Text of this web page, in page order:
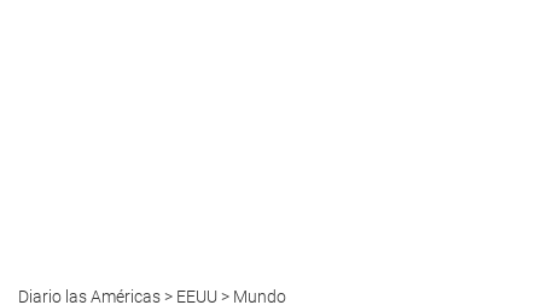
Diario las Américas> EEUU > Mundo